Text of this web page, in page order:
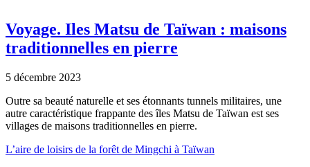
Voyage. Iles Matsu de Taïwan : maisons
traditionnelles en pierre
5 décembre 2023
Outre sa beauté naturelle et ses étonnants tunnels militaires, une
autre caractéristique frappante des îles Matsu de Taïwan est ses
villages de maisons traditionnelles en pierre.
L’aire de loisirs de la forêt de Mingchi à Taïwan